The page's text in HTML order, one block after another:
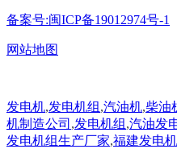
备案号:闽ICP备19012974号-1
网站地图
发电机,发电机组 ,汽油机,柴油
机制造公司 ,发电机组 ,汽油发
发电机组生产厂家,福建发电